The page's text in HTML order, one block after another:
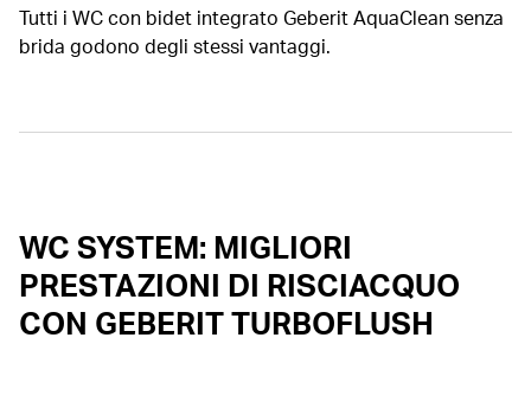
Tutti i WC con bidet integrato Geberit AquaClean senza
brida godono degli stessi vantaggi.
WC SYSTEM: MIGLIORI
PRESTAZIONI DI RISCIACQUO
CON GEBERIT TURBOFLUSH